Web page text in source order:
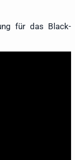
für das Black-